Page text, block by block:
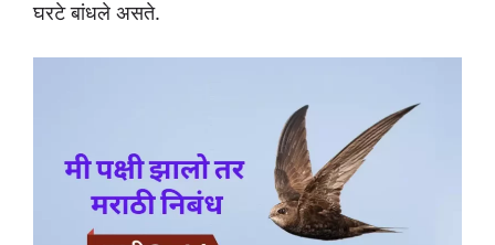
घरटे बांधले असते.